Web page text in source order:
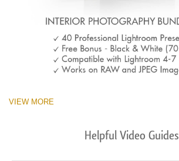
VIEW MORE
Helpful Video Guides